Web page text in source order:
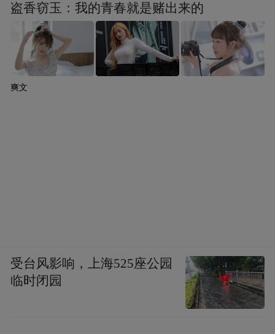
盗香窃玉：我的青春就是赌出来的
爽文
受台风影响，上海525座公园
临时闭园